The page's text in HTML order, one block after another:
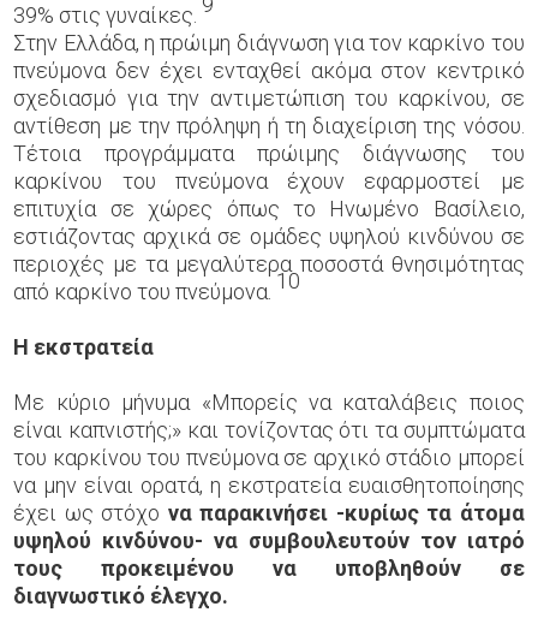
39% στις γυναίκες.
Στην Ελλάδα, η πρώιμη διάγνωση για τον καρκίνο του
πνεύμονα δεν έχει ενταχθεί ακόμα στον κεντρικό
σχεδιασμό για την αντιμετώπιση του καρκίνου, σε
αντίθεση με την πρόληψη ή τη διαχείριση της νόσου.
Τέτοια προγράμματα πρώιμης διάγνωσης του
καρκίνου του πνεύμονα έχουν εφαρμοστεί με
επιτυχία σε χώρες όπως το Ηνωμένο Βασίλειο,
εστιάζοντας αρχικά σε ομάδες υψηλού κινδύνου σε
περιοχές με τα μεγαλύτερα ποσοστά θνησιμότητας
από καρκίνο του πνεύμονα. 10
Η εκστρατεία
Με κύριο μήνυμα «Μπορείς να καταλάβεις ποιος
είναι καπνιστής;» και τονίζοντας ότι τα συμπτώματα
του καρκίνου του πνεύμονα σε αρχικό στάδιο μπορεί
να μην είναι ορατά, η εκστρατεία ευαισθητοποίησης
έχει ως στόχο να παρακινήσει -κυρίως τα άτομα
υψηλού κινδύνου- να συμβουλευτούν τον ιατρό
τους προκειμένου να υποβληθούν σε
διαγνωστικό έλεγχο.